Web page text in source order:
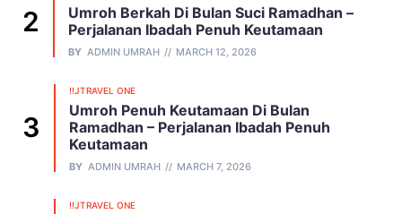
Umroh Berkah Di Bulan Suci Ramadhan –
Perjalanan Ibadah Penuh Keutamaan
BY ADMIN UMRAH MARCH 12, 2026
!!JTRAVEL ONE
Umroh Penuh Keutamaan Di Bulan
Ramadhan – Perjalanan Ibadah Penuh
Keutamaan
BY ADMIN UMRAH MARCH 7, 2026
!!JTRAVEL ONE